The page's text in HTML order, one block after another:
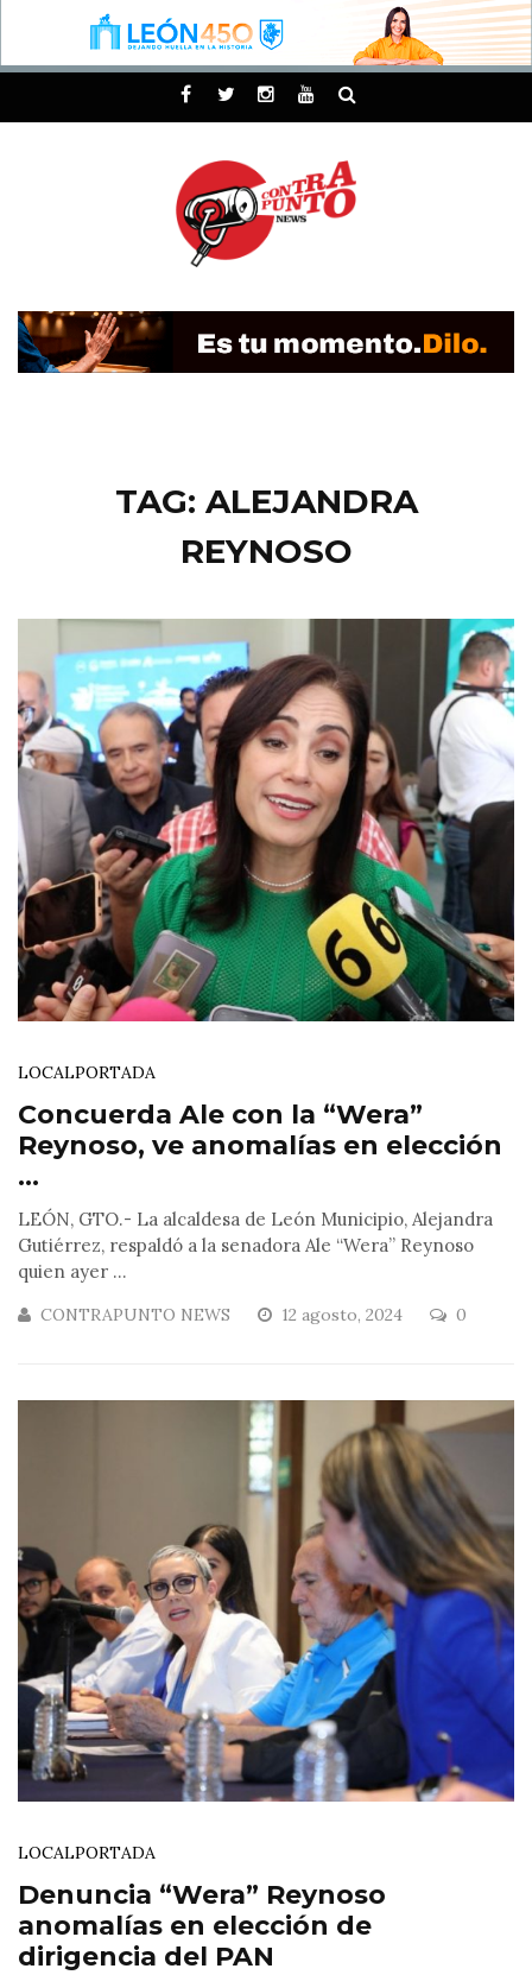
TAG: ALEJANDRA
REYNOSO
LOCALPORTADA
Concuerda Ale con la “Wera”
Reynoso, ve anomalías en elección
...
LEÓN, GTO.- La alcaldesa de León Municipio, Alejandra
Gutiérrez, respaldó a la senadora Ale “Wera” Reynoso
quien ayer ...
CONTRAPUNTO NEWS 12 agosto, 2024 0
LOCALPORTADA
Denuncia “Wera” Reynoso
anomalías en elección de
dirigencia del PAN